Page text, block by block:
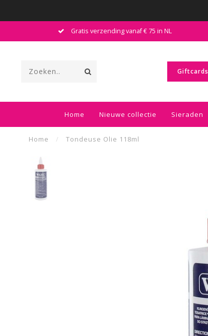
Gratis verzending vanaf € 75 in NL
Giftcards
Home Nieuwe collectie Sieraden
Home / Tondeuse Olie 118ml